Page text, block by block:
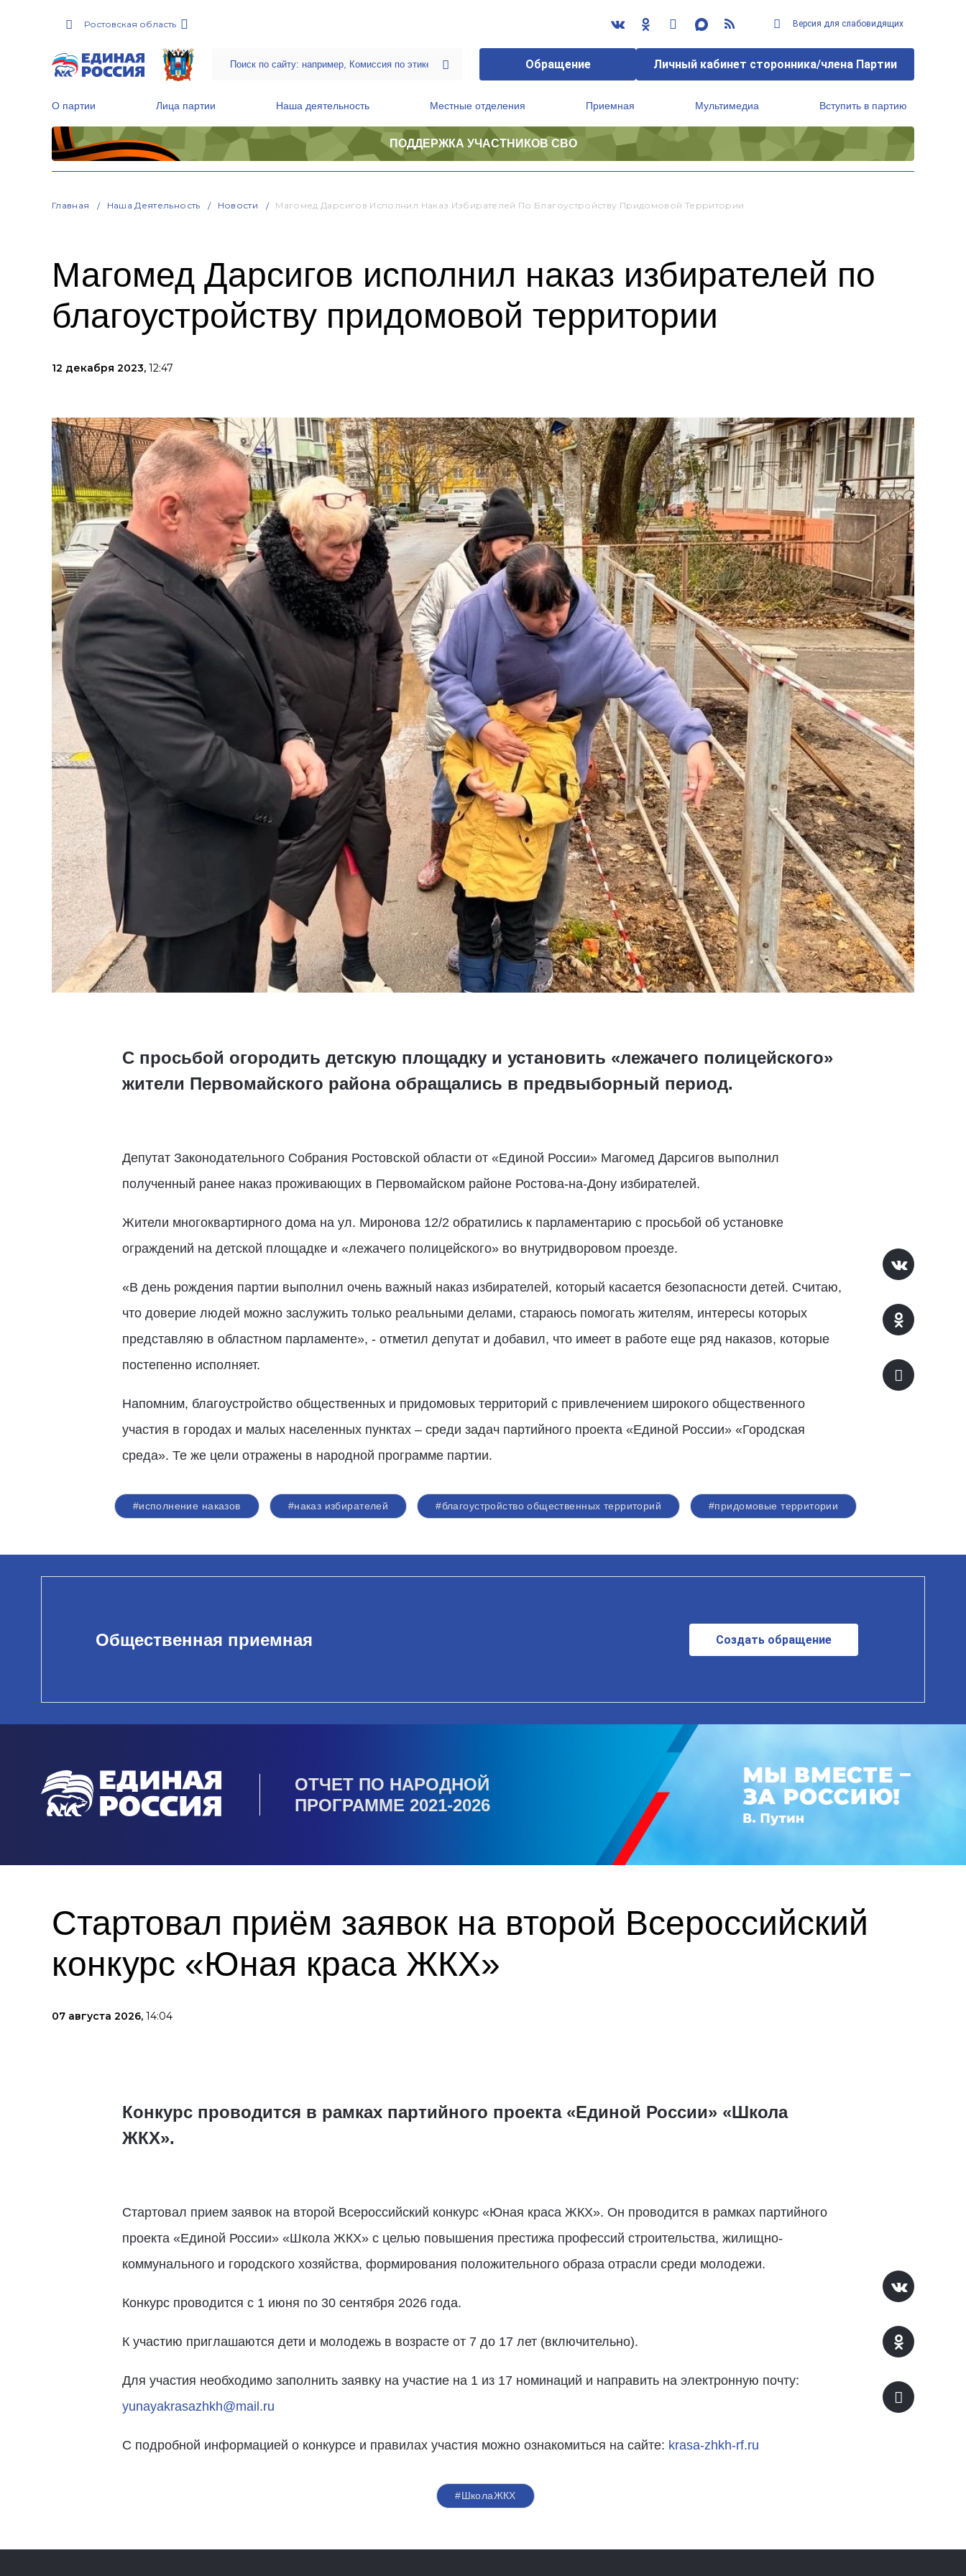
Ростовская область Версия для слабовидящих
Обращение Личный кабинет сторонника/члена Партии
О партии Лица партии Наша деятельность Местные отделения Приемная Мультимедиа Вступить в партию
ПОДДЕРЖКА УЧАСТНИКОВ СВО
Главная Наша Деятельность Новости Магомед Дарсигов Исполнил Наказ Избирателей По Благоустройству Придомовой Территории
Магомед Дарсигов исполнил наказ избирателей по
благоустройству придомовой территории
12 декабря 2023, 12:47
С просьбой огородить детскую площадку и установить «лежачего полицейского»
жители Первомайского района обращались в предвыборный период.
Депутат Законодательного Собрания Ростовской области от «Единой России» Магомед Дарсигов выполнил
полученный ранее наказ проживающих в Первомайском районе Ростова-на-Дону избирателей.
Жители многоквартирного дома на ул. Миронова 12/2 обратились к парламентарию с просьбой об установке
ограждений на детской площадке и «лежачего полицейского» во внутридворовом проезде.
«В день рождения партии выполнил очень важный наказ избирателей, который касается безопасности детей. Считаю,
что доверие людей можно заслужить только реальными делами, стараюсь помогать жителям, интересы которых
представляю в областном парламенте», ­- отметил депутат и добавил, что имеет в работе еще ряд наказов, которые
постепенно исполняет.
Напомним, благоустройство общественных и придомовых территорий с привлечением широкого общественного
участия в городах и малых населенных пунктах – среди задач партийного проекта «Единой России» «Городская
среда». Те же цели отражены в народной программе партии.
#исполнение наказов #наказ избирателей #благоустройство общественных территорий #придомовые территории
Общественная приемная Создать обращение
ОТЧЕТ ПО НАРОДНОЙ
ПРОГРАММЕ 2021-2026
Стартовал приём заявок на второй Всероссийский
конкурс «Юная краса ЖКХ»
07 августа 2026, 14:04
Конкурс проводится в рамках партийного проекта «Единой России» «Школа
ЖКХ».
Стартовал прием заявок на второй Всероссийский конкурс «Юная краса ЖКХ». Он проводится в рамках партийного
проекта «Единой России» «Школа ЖКХ» с целью повышения престижа профессий строительства, жилищно-
коммунального и городского хозяйства, формирования положительного образа отрасли среди молодежи.
Конкурс проводится с 1 июня по 30 сентября 2026 года.
К участию приглашаются дети и молодежь в возрасте от 7 до 17 лет (включительно).
Для участия необходимо заполнить заявку на участие на 1 из 17 номинаций и направить на электронную почту:
yunayakrasazhkh@mail.ru
С подробной информацией о конкурсе и правилах участия можно ознакомиться на сайте: krasa-zhkh-rf.ru
#ШколаЖКХ